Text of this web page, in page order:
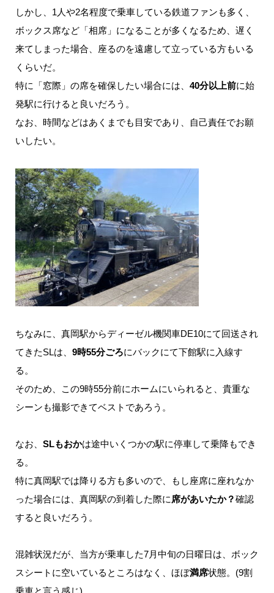
しかし、1人や2名程度で乗車している鉄道ファンも多く、
ボックス席など「相席」になることが多くなるため、遅く
来てしまった場合、座るのを遠慮して立っている方もいる
くらいだ。
特に「窓際」の席を確保したい場合には、 40分以上前に始
発駅に行けると良いだろう。
なお、時間などはあくまでも目安であり、自己責任でお願
いしたい。
ちなみに、真岡駅からディーゼル機関車DE10にて回送され
てきたSLは、 9時55分ごろにバックにて下館駅に入線す
る。
そのため、この9時55分前にホームにいられると、貴重な
シーンも撮影できてベストであろう。
なお、 SLもおかは途中いくつかの駅に停車して乗降もでき
る。
特に真岡駅では降りる方も多いので、もし座席に座れなか
った場合には、真岡駅の到着した際に 席があいたか？確認
すると良いだろう。
混雑状況だが、当方が乗車した7月中旬の日曜日は、ボック
スシートに空いているところはなく、ほぼ満席状態。(9割